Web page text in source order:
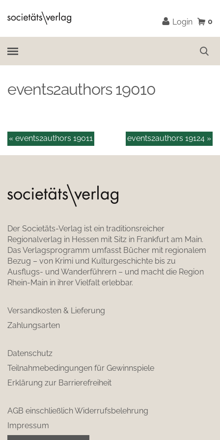
Login 0
events2authors 19010
events2authors 19124 »
« events2authors 19011
Der Societäts-Verlag ist ein traditionsreicher
Regionalverlag in Hessen mit Sitz in Frankfurt am Main.
Das Verlagsprogramm umfasst Bücher mit regionalem
Bezug – von Krimi und Kulturgeschichte bis zu
Ausflugs- und Wanderführern – und macht die Region
Rhein-Main in ihrer Vielfalt erlebbar.
Versandkosten & Lieferung
Zahlungsarten
Datenschutz
Teilnahmebedingungen für Gewinnspiele
Erklärung zur Barrierefreiheit
AGB einschließlich Widerrufsbelehrung
Impressum